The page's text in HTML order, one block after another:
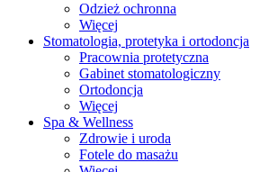
Odzież ochronna
Więcej
Stomatologia, protetyka i ortodoncja
Pracownia protetyczna
Gabinet stomatologiczny
Ortodoncja
Więcej
Spa & Wellness
Zdrowie i uroda
Fotele do masażu